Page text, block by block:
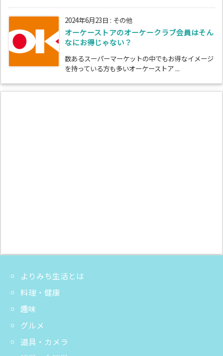
2024年6月23日 : その他
オーケーストアのオーケークラブ会員はそん
なにお得じゃない？
数あるスーパーマーケットの中でもお得なイメージ
を持っている方も多いオーケーストア ...
よりみち生活とは
料理・健康
趣味
グルメ
道具・カメラ